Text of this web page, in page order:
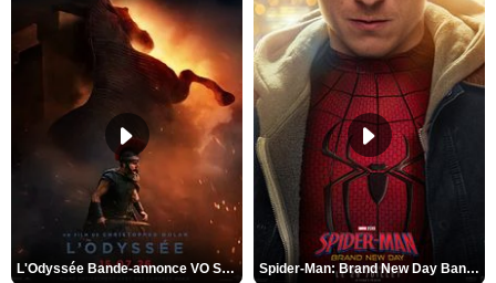
L'Odyssée Bande-annonce VO STFR Spider-Man: Brand New Day Bande-annonce VO STFR